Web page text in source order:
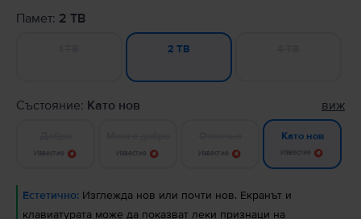
Памет: 2 TB
2 TB
Състояние: Като нов виж
Известие Известие Известие
Като нов
Известие
Естетично: Изглежда нов или почти нов. Екранът и
клавиатурата може да показват леки признаци на